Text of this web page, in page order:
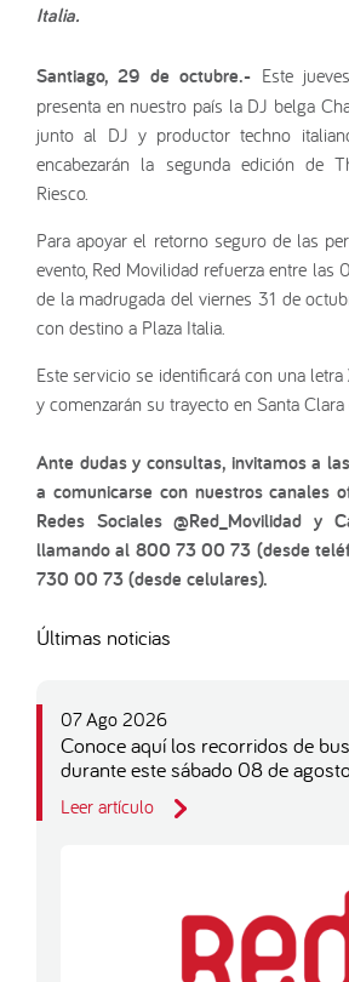
Italia.
Santiago, 29 de octubre.- Este
presenta en nuestro país la DJ belga
junto al DJ y productor techno
encabezarán la segunda edición de
Riesco.
Para apoyar el retorno seguro de las
evento, Red Movilidad refuerza entre
de la madrugada del viernes 31 de
con destino a Plaza Italia.
Este servicio se identificará con una
y comenzarán su trayecto en Santa Clara
Ante dudas y consultas, invitamos a
a comunicarse con nuestros canales
Redes Sociales @Red_Movilidad y
llamando al 800 73 00 73 (desde
730 00 73 (desde celulares).
Últimas noticias
07 Ago 2026
Conoce aquí los recorridos de
durante este sábado 08 de
Leer artículo